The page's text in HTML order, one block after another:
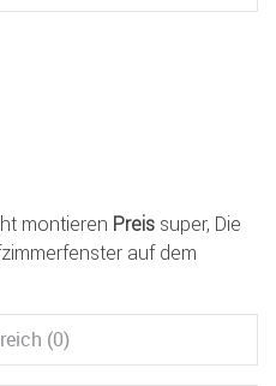
montieren Preis super, Die
auf dem
(0)